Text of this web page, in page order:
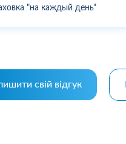
"на каждый день"
свій відгук